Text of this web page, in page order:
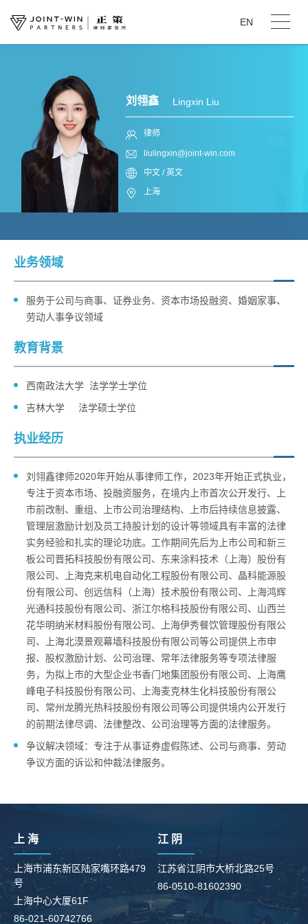
EN
刘翎鑫 Lingxin Liu
律师
liulingxin@joint-win.com
中文 / 英文
上海
业务领域
服务于公司与商事、证券业务、资本市场投融资、婚姻家事、
劳动人事争议领域
教育背景
西南政法大学 法学学士学位
吉林大学 法学硕士学位
执业经历
刘翎鑫律师2020年开始从事律师工作，2023年开始正式执业，
专注于资本市场、投融资服务，在境内上市首次公开发行、上
市前改制、重组、上市公司治理结构、上市后持续信息披露、
管理层激励计划及员工持股计划的设计等领域具有丰富的法律
实务经验和扎实的理论功底。工作期间先后为上市公司和新三
板公司晋拓科技股份有限公司、东来涂料技术（上海）股份有
限公司、上海克来机电自动化工程股份有限公司、晶科能源股
份有限公司、创远信科（上海）技术股份有限公司、上海鸿辉
光通科技股份有限公司、浙江尔格科技股份有限公司、山西兰
花华明纳米材料股份有限公司、上海伊秀餐饮管理股份有限公
司、上海北漠景观幕墙科技股份有限公司等公司提供上市申
报、股权激励计划、公司治理、常年法律服务等专项法律服
务，为拟上市的大型企业书香门地集团股份有限公司、上海鹰
峰电子科技股份有限公司、上海麦克林生化科技股份有限公
司、常州龙腾光热科技股份有限公司等公司提供境内公开发行
的前期法律尽调、法律整改、公司治理等方面的法律服务。
争议解决领域：专注于从事证券虚假陈述、公司与商事、劳动
争议方面的诉讼和仲裁法律服务。
上 海
上海市浦东新区陆家嘴环路479
号
上海中心大厦61F
86-021-60742766
江 阴
江苏省江阴市大桥北路25号
86-0510-81602390